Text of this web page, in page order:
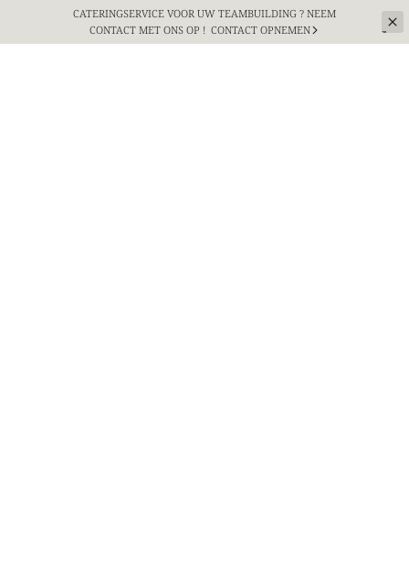
CATERINGSERVICE VOOR UW TEAMBUILDING ? NEEM
CONTACT MET ONS OP ! CONTACT OPNEMEN